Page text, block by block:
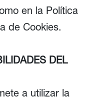
en la Política
de Cookies.
DEL
a utilizar la